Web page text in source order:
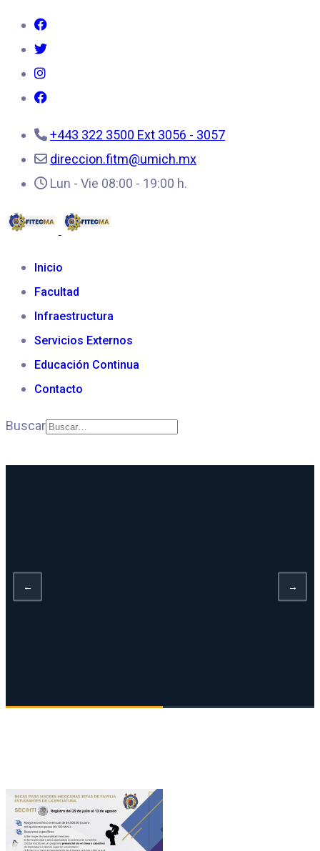
+443 322 3500 Ext 3056 - 3057
direccion.fitm@umich.mx
Lun - Vie 08:00 - 19:00 h.
Inicio
Facultad
Infraestructura
Servicios Externos
Educación Continua
Contacto
Buscar
INGENIERÍA
TECNOLOGÍA
DE LA
MADERA
Bienvenidos
a
la
FITECMA
en
Tecnología
la
Madera
Ingeniería
Industrial
CONOCE
FACULTAD
← →